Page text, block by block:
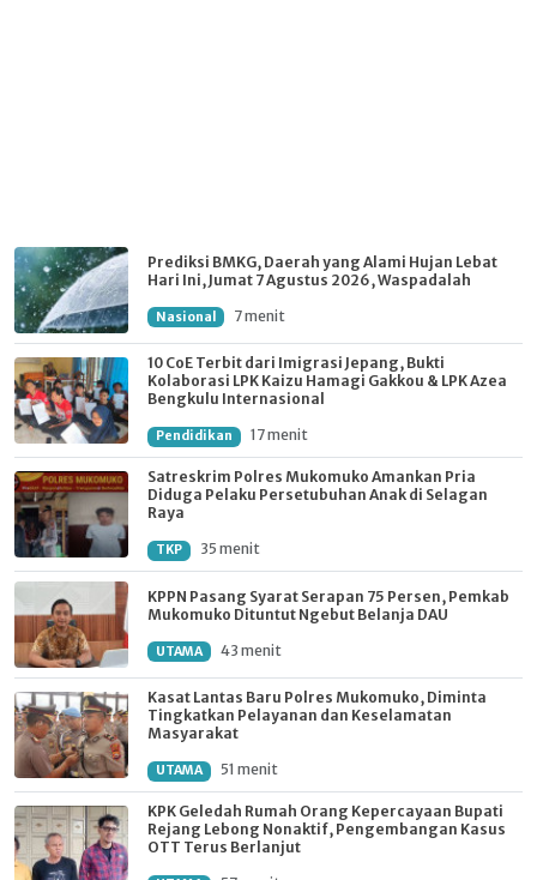
Prediksi BMKG, Daerah yang Alami Hujan Lebat
Hari Ini, Jumat 7 Agustus 2026, Waspadalah
Nasional 7 menit
10 CoE Terbit dari Imigrasi Jepang, Bukti
Kolaborasi LPK Kaizu Hamagi Gakkou & LPK Azea
Bengkulu Internasional
Pendidikan 17 menit
Satreskrim Polres Mukomuko Amankan Pria
Diduga Pelaku Persetubuhan Anak di Selagan
Raya
TKP 35 menit
KPPN Pasang Syarat Serapan 75 Persen, Pemkab
Mukomuko Dituntut Ngebut Belanja DAU
UTAMA 43 menit
Kasat Lantas Baru Polres Mukomuko, Diminta
Tingkatkan Pelayanan dan Keselamatan
Masyarakat
UTAMA 51 menit
KPK Geledah Rumah Orang Kepercayaan Bupati
Rejang Lebong Nonaktif, Pengembangan Kasus
OTT Terus Berlanjut